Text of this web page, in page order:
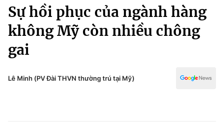
Chuyên mục
Chính trị
Xã hội
Pháp luật
Kinh tế
Thể thao
Truyền hình
Công nghệ
Sự hồi phục của ngành hàng
không Mỹ còn nhiều chông
gai
Lê Minh (PV Đài THVN thường trú tại Mỹ)